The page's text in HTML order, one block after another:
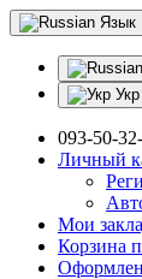
Язык
Укр
093-50-
Личный
Мои
Корзина